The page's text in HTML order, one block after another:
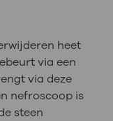
heet
via een
via deze
nefroscoop is
steen